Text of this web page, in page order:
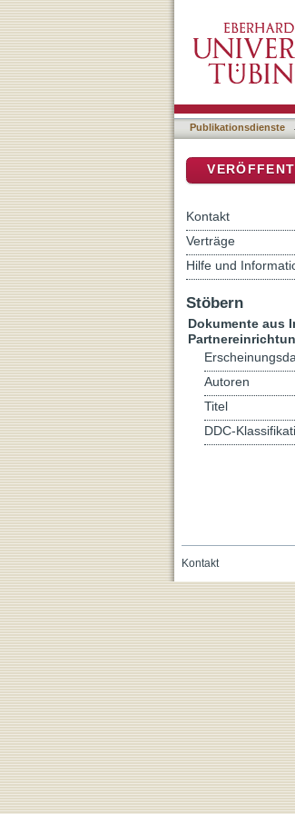
christlicher
Publikationsdienste
Kontakt
Verträge
Hilfe und
Stöbern
Dokumente aus
Autoren
Titel
DDC-
Kontakt